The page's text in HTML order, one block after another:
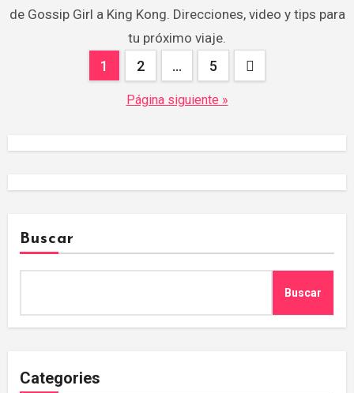
de Gossip Girl a King Kong. Direcciones, video y tips para
tu próximo viaje.
Paginación
1 2 … 5
Página siguiente »
Buscar
Buscar
Categories